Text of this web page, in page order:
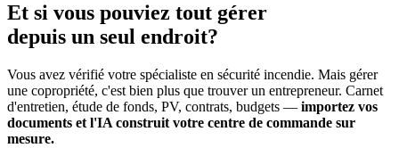
Et si vous pouviez tout gérer
depuis un seul endroit?
Vous avez vérifié votre spécialiste en sécurité incendie. Mais gérer
une copropriété, c'est bien plus que trouver un entrepreneur. Carnet
d'entretien, étude de fonds, PV, contrats, budgets — importez vos
documents et l'IA construit votre centre de commande sur
mesure.